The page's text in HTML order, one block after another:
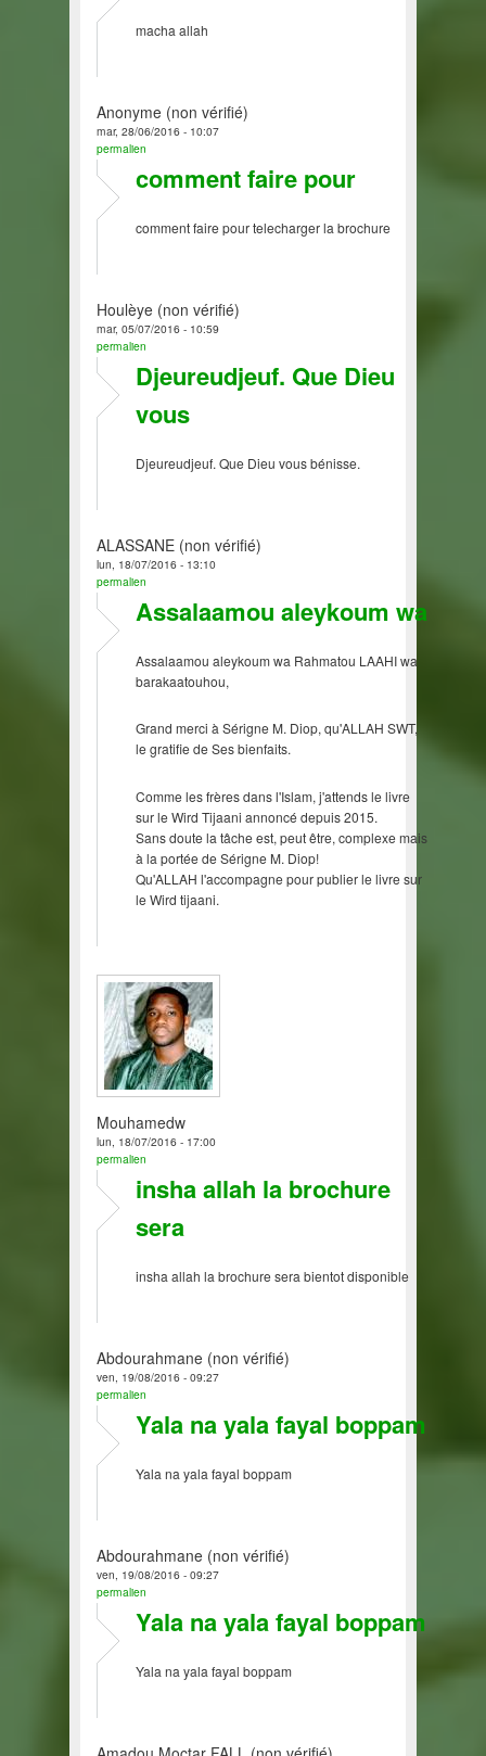
macha allah
Anonyme (non vérifié)
mar, 28/06/2016 - 10:07
permalien
comment faire pour
comment faire pour telecharger la brochure
Houlèye (non vérifié)
mar, 05/07/2016 - 10:59
permalien
Djeureudjeuf. Que Dieu
vous
Djeureudjeuf. Que Dieu vous bénisse.
ALASSANE (non vérifié)
lun, 18/07/2016 - 13:10
permalien
Assalaamou aleykoum wa
Assalaamou aleykoum wa Rahmatou LAAHI wa
barakaatouhou,
Grand merci à Sérigne M. Diop, qu'ALLAH SWT,
le gratifie de Ses bienfaits.
Comme les frères dans l'Islam, j'attends le livre
sur le Wird Tijaani annoncé depuis 2015.
Sans doute la tâche est, peut être, complexe mais
à la portée de Sérigne M. Diop!
Qu'ALLAH l'accompagne pour publier le livre sur
le Wird tijaani.
Mouhamedw
lun, 18/07/2016 - 17:00
permalien
insha allah la brochure
sera
insha allah la brochure sera bientot disponible
Abdourahmane (non vérifié)
ven, 19/08/2016 - 09:27
permalien
Yala na yala fayal boppam
Yala na yala fayal boppam
Abdourahmane (non vérifié)
ven, 19/08/2016 - 09:27
permalien
Yala na yala fayal boppam
Yala na yala fayal boppam